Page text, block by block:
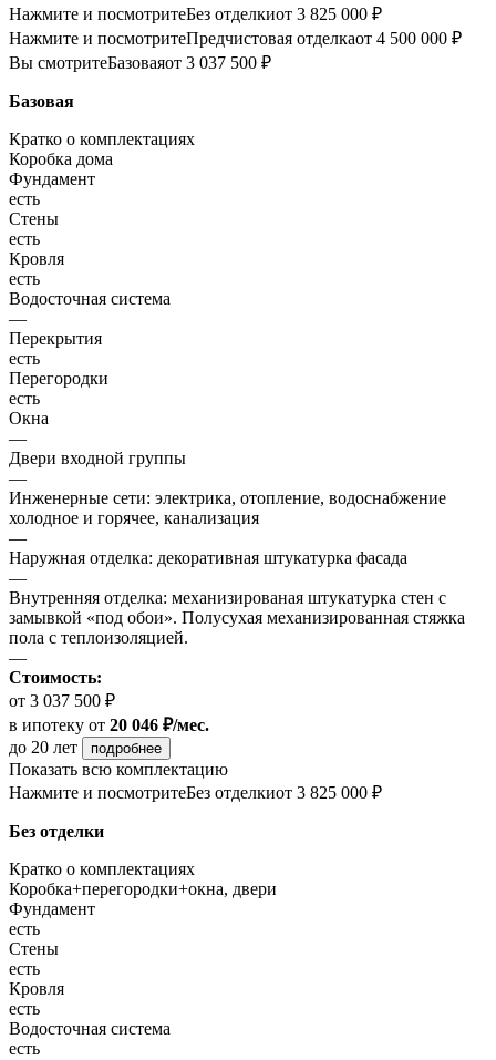
Нажмите и посмотритеБез отделкиот 3 825 000 ₽
Нажмите и посмотритеПредчистовая отделкаот 4 500 000 ₽
Вы смотритеБазоваяот 3 037 500 ₽
Базовая
Кратко о комплектациях
Коробка дома
Фундамент
есть
Стены
есть
Кровля
есть
Водосточная система
—
Перекрытия
есть
Перегородки
есть
Окна
—
Двери входной группы
—
Инженерные сети: электрика, отопление, водоснабжение
холодное и горячее, канализация
—
Наружная отделка: декоративная штукатурка фасада
—
Внутренняя отделка: механизированая штукатурка стен с
замывкой «под обои». Полусухая механизированная стяжка
пола с теплоизоляцией.
—
Стоимость:
от 3 037 500 ₽
в ипотеку от 20 046 ₽/мес.
до 20 лет
подробнее
Показать всю комплектацию
Нажмите и посмотритеБез отделкиот 3 825 000 ₽
Без отделки
Кратко о комплектациях
Коробка+перегородки+окна, двери
Фундамент
есть
Стены
есть
Кровля
есть
Водосточная система
есть